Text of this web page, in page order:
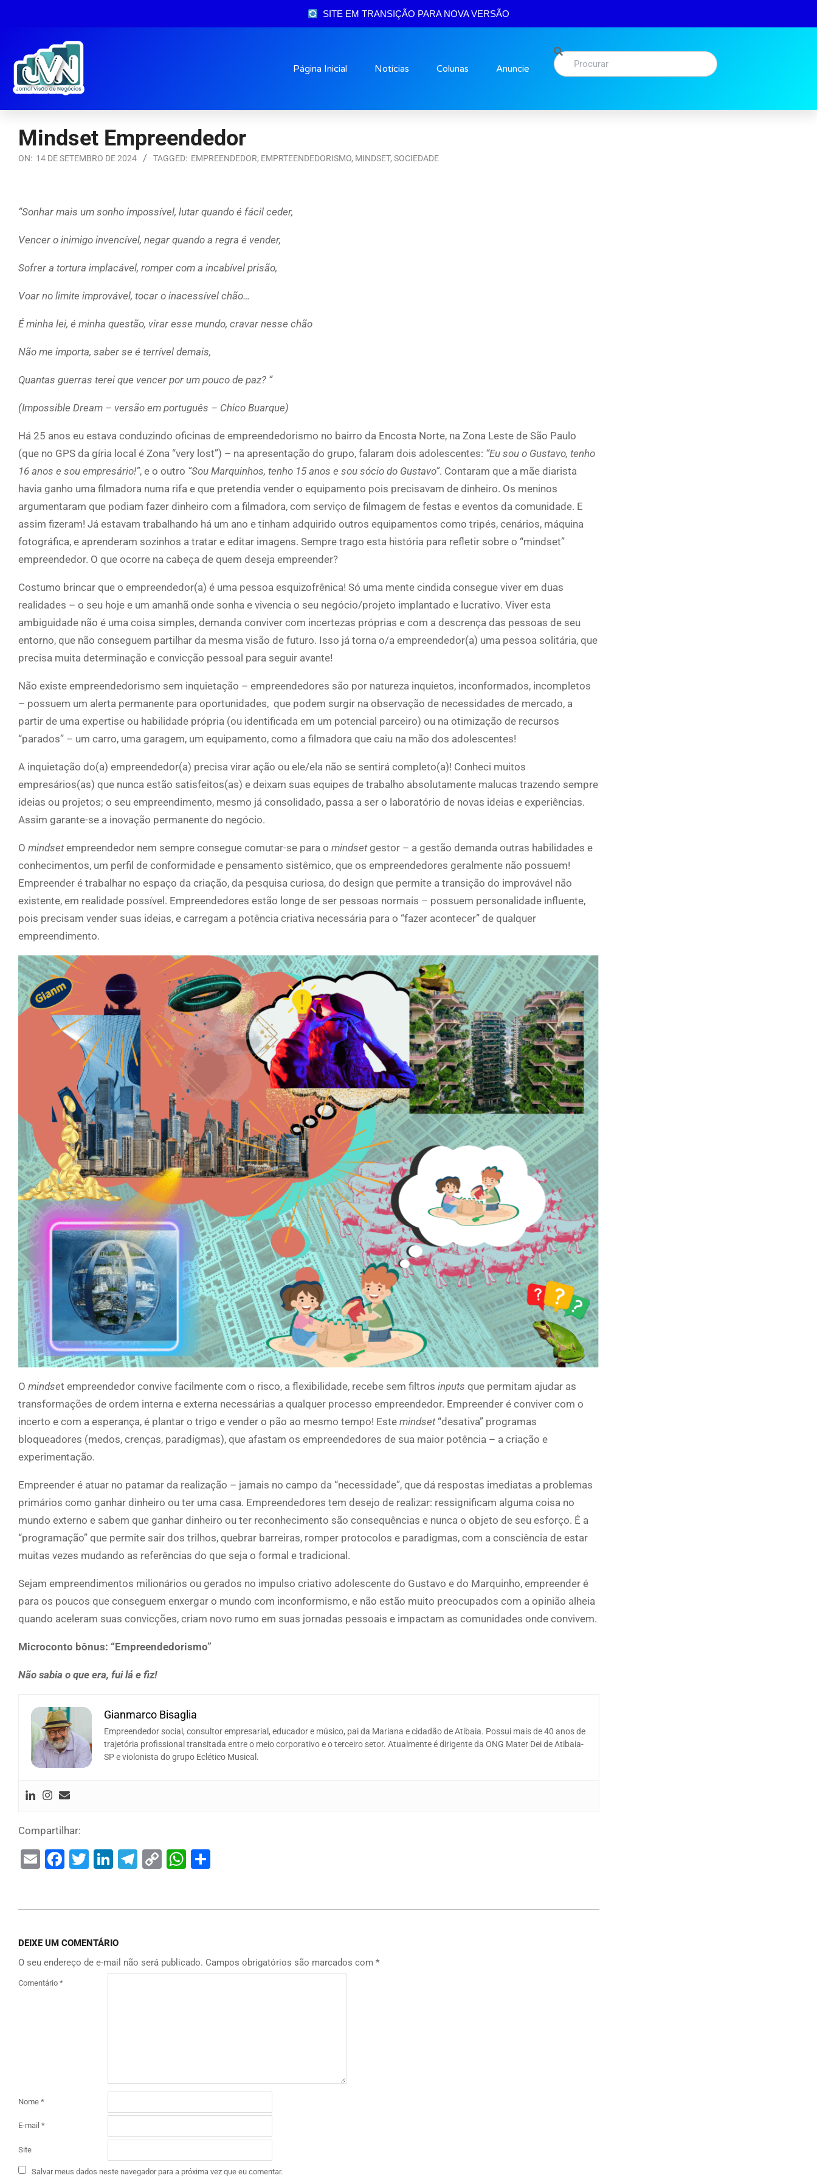
SITE EM TRANSIÇÃO PARA NOVA VERSÃO
Página Inicial Notícias Colunas Anuncie
Mindset Empreendedor
ON: 14 DE SETEMBRO DE 2024 TAGGED: EMPREENDEDOR, EMPRTEENDEDORISMO, MINDSET, SOCIEDADE
“Sonhar mais um sonho impossível, lutar quando é fácil ceder,
Vencer o inimigo invencível, negar quando a regra é vender,
Sofrer a tortura implacável, romper com a incabível prisão,
Voar no limite improvável, tocar o inacessível chão…
É minha lei, é minha questão, virar esse mundo, cravar nesse chão
Não me importa, saber se é terrível demais,
Quantas guerras terei que vencer por um pouco de paz? “
(Impossible Dream – versão em português – Chico Buarque)
Há 25 anos eu estava conduzindo oficinas de empreendedorismo no bairro da Encosta Norte, na Zona Leste de São Paulo
(que no GPS da gíria local é Zona “very lost”) – na apresentação do grupo, falaram dois adolescentes: “Eu sou o Gustavo, tenho
16 anos e sou empresário!”, e o outro “Sou Marquinhos, tenho 15 anos e sou sócio do Gustavo”. Contaram que a mãe diarista
havia ganho uma filmadora numa rifa e que pretendia vender o equipamento pois precisavam de dinheiro. Os meninos
argumentaram que podiam fazer dinheiro com a filmadora, com serviço de filmagem de festas e eventos da comunidade. E
assim fizeram! Já estavam trabalhando há um ano e tinham adquirido outros equipamentos como tripés, cenários, máquina
fotográfica, e aprenderam sozinhos a tratar e editar imagens. Sempre trago esta história para refletir sobre o “mindset”
empreendedor. O que ocorre na cabeça de quem deseja empreender?
Costumo brincar que o empreendedor(a) é uma pessoa esquizofrênica! Só uma mente cindida consegue viver em duas
realidades – o seu hoje e um amanhã onde sonha e vivencia o seu negócio/projeto implantado e lucrativo. Viver esta
ambiguidade não é uma coisa simples, demanda conviver com incertezas próprias e com a descrença das pessoas de seu
entorno, que não conseguem partilhar da mesma visão de futuro. Isso já torna o/a empreendedor(a) uma pessoa solitária, que
precisa muita determinação e convicção pessoal para seguir avante!
Não existe empreendedorismo sem inquietação – empreendedores são por natureza inquietos, inconformados, incompletos
– possuem um alerta permanente para oportunidades, que podem surgir na observação de necessidades de mercado, a
partir de uma expertise ou habilidade própria (ou identificada em um potencial parceiro) ou na otimização de recursos
“parados” – um carro, uma garagem, um equipamento, como a filmadora que caiu na mão dos adolescentes!
A inquietação do(a) empreendedor(a) precisa virar ação ou ele/ela não se sentirá completo(a)! Conheci muitos
empresários(as) que nunca estão satisfeitos(as) e deixam suas equipes de trabalho absolutamente malucas trazendo sempre
ideias ou projetos; o seu empreendimento, mesmo já consolidado, passa a ser o laboratório de novas ideias e experiências.
Assim garante-se a inovação permanente do negócio.
O mindsetempreendedor nem sempre consegue comutar-se para o mindsetgestor – a gestão demanda outras habilidades e
conhecimentos, um perfil de conformidade e pensamento sistêmico, que os empreendedores geralmente não possuem!
Empreender é trabalhar no espaço da criação, da pesquisa curiosa, do design que permite a transição do improvável não
existente, em realidade possível. Empreendedores estão longe de ser pessoas normais – possuem personalidade influente,
pois precisam vender suas ideias, e carregam a potência criativa necessária para o “fazer acontecer” de qualquer
empreendimento.
O mindset empreendedor convive facilmente com o risco, a flexibilidade, recebe sem filtros inputs que permitam ajudar as
transformações de ordem interna e externa necessárias a qualquer processo empreendedor. Empreender é conviver com o
incerto e com a esperança, é plantar o trigo e vender o pão ao mesmo tempo! Este mindset“desativa” programas
bloqueadores (medos, crenças, paradigmas), que afastam os empreendedores de sua maior potência – a criação e
experimentação.
Empreender é atuar no patamar da realização – jamais no campo da “necessidade”, que dá respostas imediatas a problemas
primários como ganhar dinheiro ou ter uma casa. Empreendedores tem desejo de realizar: ressignificam alguma coisa no
mundo externo e sabem que ganhar dinheiro ou ter reconhecimento são consequências e nunca o objeto de seu esforço. É a
“programação” que permite sair dos trilhos, quebrar barreiras, romper protocolos e paradigmas, com a consciência de estar
muitas vezes mudando as referências do que seja o formal e tradicional.
Sejam empreendimentos milionários ou gerados no impulso criativo adolescente do Gustavo e do Marquinho, empreender é
para os poucos que conseguem enxergar o mundo com inconformismo, e não estão muito preocupados com a opinião alheia
quando aceleram suas convicções, criam novo rumo em suas jornadas pessoais e impactam as comunidades onde convivem.
Microconto bônus: “Empreendedorismo”
Não sabia o que era, fui lá e fiz!
Gianmarco Bisaglia
Empreendedor social, consultor empresarial, educador e músico, pai da Mariana e cidadão de Atibaia. Possui mais de 40 anos de
trajetória profissional transitada entre o meio corporativo e o terceiro setor. Atualmente é dirigente da ONG Mater Dei de Atibaia-
SP e violonista do grupo Eclético Musical.
Compartilhar:
EmailFacebook
Twitter
LinkedIn
Telegram
CopyWhatsApp
DEIXE UM COMENTÁRIO
O seu endereço de e-mail não será publicado. Campos obrigatórios são marcados com *
Comentário *
Nome *
E-mail *
Site
Salvar meus dados neste navegador para a próxima vez que eu comentar.